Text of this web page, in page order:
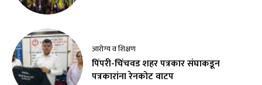
आरोग्य व शिक्षण
पिंपरी-चिंचवड शहर पत्रकार संघाकडून
पत्रकारांना रेनकोट वाटप